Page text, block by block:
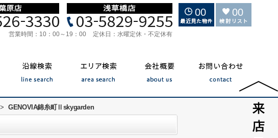
営業時間： 10：00～19：00 定休日： 水曜定休・不定休有
00 00
> GENOVIA錦糸町Ⅱskygarden